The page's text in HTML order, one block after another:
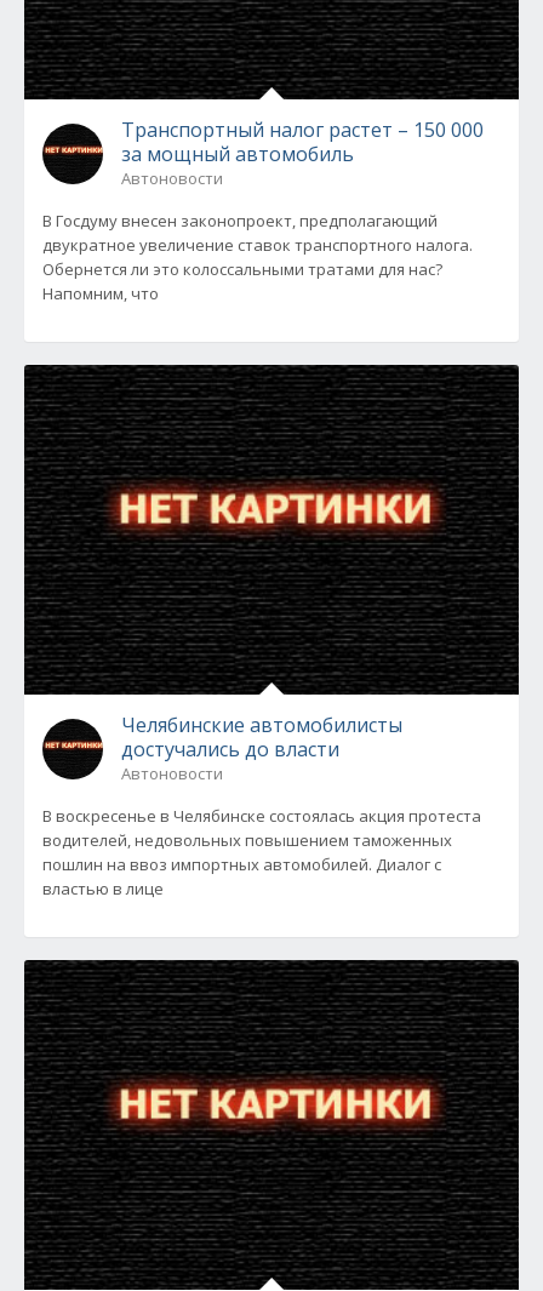
Транспортный налог растет – 150 000
за мощный автомобиль
Автоновости
В Госдуму внесен законопроект, предполагающий
двукратное увеличение ставок транспортного налога.
Обернется ли это колоссальными тратами для нас?
Напомним, что
Челябинские автомобилисты
достучались до власти
Автоновости
В воскресенье в Челябинске состоялась акция протеста
водителей, недовольных повышением таможенных
пошлин на ввоз импортных автомобилей. Диалог с
властью в лице